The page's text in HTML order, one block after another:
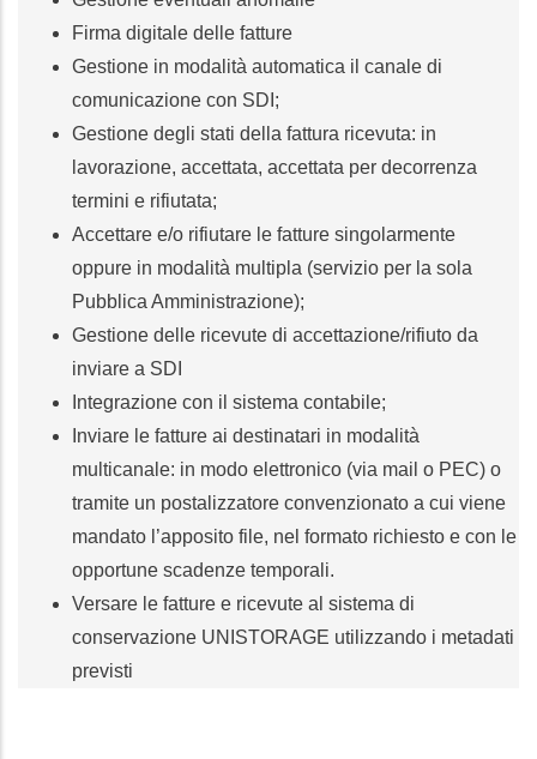
Firma digitale delle fatture
Gestione in modalità automatica il canale di
comunicazione con SDI;
Gestione degli stati della fattura ricevuta: in
lavorazione, accettata, accettata per decorrenza
termini e rifiutata;
Accettare e/o rifiutare le fatture singolarmente
oppure in modalità multipla (servizio per la sola
Pubblica Amministrazione);
Gestione delle ricevute di accettazione/rifiuto da
inviare a SDI
Integrazione con il sistema contabile;
Inviare le fatture ai destinatari in modalità
multicanale: in modo elettronico (via mail o PEC) o
tramite un postalizzatore convenzionato a cui viene
mandato l’apposito file, nel formato richiesto e con le
opportune scadenze temporali.
Versare le fatture e ricevute al sistema di
conservazione UNISTORAGE utilizzando i metadati
previsti